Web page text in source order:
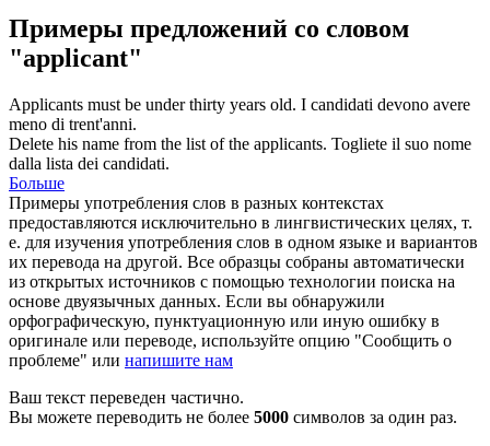
Примеры предложений со словом
"applicant"
Applicants must be under thirty years old. I candidati devono avere
meno di trent'anni.
Delete his name from the list of the applicants. Togliete il suo nome
dalla lista dei candidati.
Больше
Примеры употребления слов в разных контекстах
предоставляются исключительно в лингвистических целях, т.
е. для изучения употребления слов в одном языке и вариантов
их перевода на другой. Все образцы собраны автоматически
из открытых источников с помощью технологии поиска на
основе двуязычных данных. Если вы обнаружили
орфографическую, пунктуационную или иную ошибку в
оригинале или переводе, используйте опцию "Сообщить о
проблеме" или напишите нам
Ваш текст переведен частично.
Вы можете переводить не более 5000 символов за один раз.